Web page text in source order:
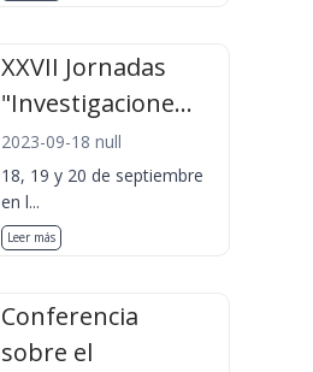
XXVII Jornadas
"Investigacione...
2023-09-18 null
18, 19 y 20 de septiembre
en l...
Leer más
Conferencia
sobre el